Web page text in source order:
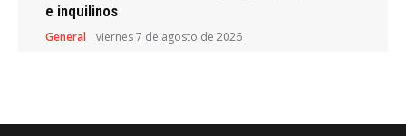
e inquilinos
General viernes 7 de agosto de 2026